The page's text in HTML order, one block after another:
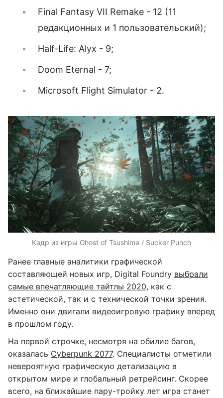
Final Fantasy VII Remake - 12 (11
редакционных и 1 пользовательский);
Half-Life: Alyx - 9;
Doom Eternal - 7;
Microsoft Flight Simulator - 2.
Кадр из игры Ghost of Tsushima / Sucker Punch
Ранее главные аналитики графической
составляющей новых игр, Digital Foundry выбрали
самые впечатляющие тайтлы 2020, как с
эстетической, так и с технической точки зрения.
Именно они двигали видеоигровую графику вперед
в прошлом году.
На первой строчке, несмотря на обилие багов,
оказалась Cyberpunk 2077. Специалисты отметили
невероятную графическую детализацию в
открытом мире и глобальный ретрейсинг. Скорее
всего, на ближайшие пару-тройку лет игра станет